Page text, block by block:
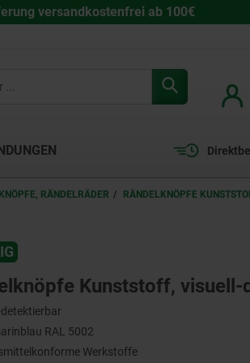
versandkostenfrei ab 100€
RÄNDELRÄDER RÄNDELKNÖPFE
Kunststoff,
RAL 5002
Werkstoffe